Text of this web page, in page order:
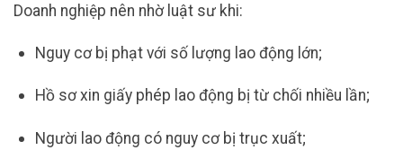
Doanh nghiệp nên nhờ luật sư khi:
Nguy cơ bị phạt với số lượng lao động lớn;
Hồ sơ xin giấy phép lao động bị từ chối nhiều lần;
Người lao động có nguy cơ bị trục xuất;